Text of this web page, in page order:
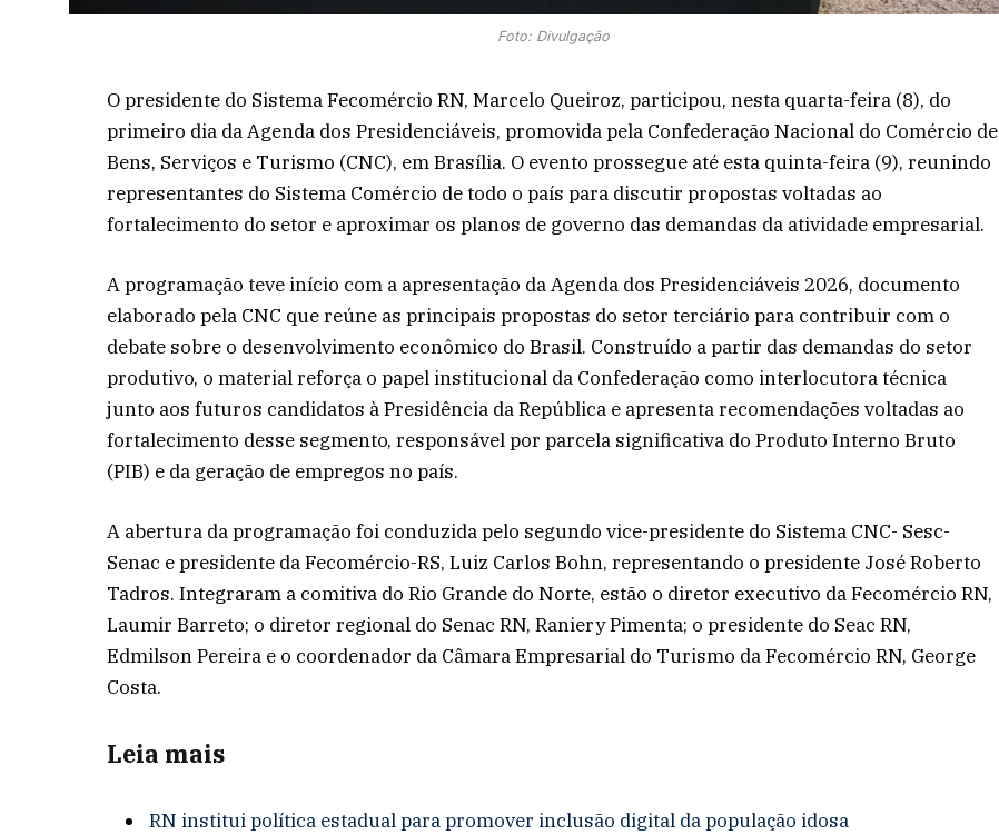
Foto: Divulgação
O presidente do Sistema Fecomércio RN, Marcelo Queiroz, participou, nesta quarta-feira (8), do
primeiro dia da Agenda dos Presidenciáveis, promovida pela Confederação Nacional do Comércio de
Bens, Serviços e Turismo (CNC), em Brasília. O evento prossegue até esta quinta-feira (9), reunindo
representantes do Sistema Comércio de todo o país para discutir propostas voltadas ao
fortalecimento do setor e aproximar os planos de governo das demandas da atividade empresarial.
A programação teve início com a apresentação da Agenda dos Presidenciáveis 2026, documento
elaborado pela CNC que reúne as principais propostas do setor terciário para contribuir com o
debate sobre o desenvolvimento econômico do Brasil. Construído a partir das demandas do setor
produtivo, o material reforça o papel institucional da Confederação como interlocutora técnica
junto aos futuros candidatos à Presidência da República e apresenta recomendações voltadas ao
fortalecimento desse segmento, responsável por parcela significativa do Produto Interno Bruto
(PIB) e da geração de empregos no país.
A abertura da programação foi conduzida pelo segundo vice-presidente do Sistema CNC- Sesc-
Senac e presidente da Fecomércio-RS, Luiz Carlos Bohn, representando o presidente José Roberto
Tadros. Integraram a comitiva do Rio Grande do Norte, estão o diretor executivo da Fecomércio RN,
Laumir Barreto; o diretor regional do Senac RN, Raniery Pimenta; o presidente do Seac RN,
Edmilson Pereira e o coordenador da Câmara Empresarial do Turismo da Fecomércio RN, George
Costa.
Leia mais
RN institui política estadual para promover inclusão digital da população idosa